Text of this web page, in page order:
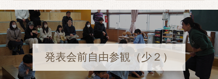
発表会前自由参観（少２）